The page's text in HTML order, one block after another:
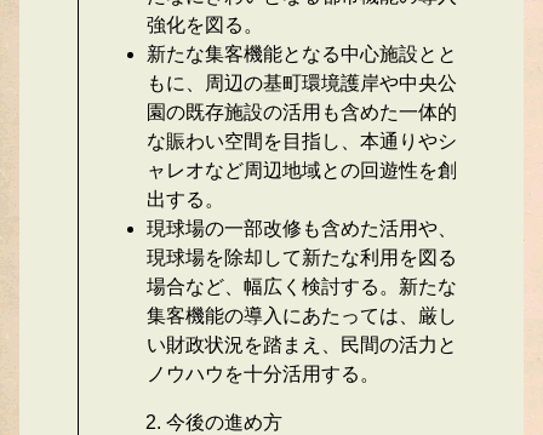
強化を図る。
新たな集客機能となる中心施設とと
もに、周辺の基町環境護岸や中央公
園の既存施設の活用も含めた一体的
な賑わい空間を目指し、本通りやシ
ャレオなど周辺地域との回遊性を創
出する。
現球場の一部改修も含めた活用や、
現球場を除却して新たな利用を図る
場合など、幅広く検討する。新たな
集客機能の導入にあたっては、厳し
い財政状況を踏まえ、民間の活力と
ノウハウを十分活用する。
今後の進め方